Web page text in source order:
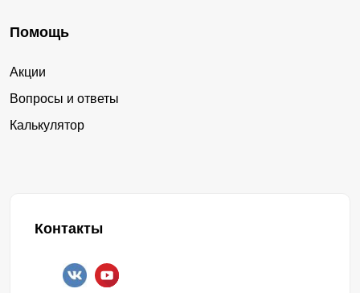
Помощь
Акции
Вопросы и ответы
Калькулятор
Контакты